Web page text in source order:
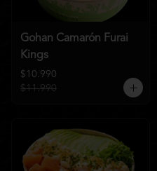
Gohan Camarón Furai
Kings
$10.990
$11.990